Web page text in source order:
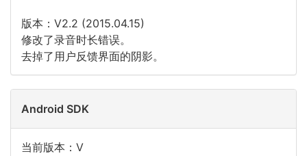
版本：V2.2 (2015.04.15)
修改了录音时长错误。
去掉了用户反馈界面的阴影。
Android SDK
当前版本：V